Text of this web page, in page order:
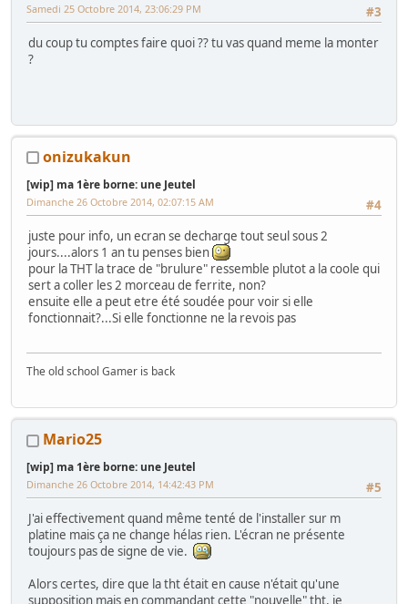
#3
Samedi 25 Octobre 2014, 23:06:29 PM
du coup tu comptes faire quoi ?? tu vas quand meme la monter
?
onizukakun
[wip] ma 1ère borne: une Jeutel
#4
Dimanche 26 Octobre 2014, 02:07:15 AM
juste pour info, un ecran se decharge tout seul sous 2
jours....alors 1 an tu penses bien
pour la THT la trace de "brulure" ressemble plutot a la coole qui
sert a coller les 2 morceau de ferrite, non?
ensuite elle a peut etre été soudée pour voir si elle
fonctionnait?...Si elle fonctionne ne la revois pas
The old school Gamer is back
Mario25
[wip] ma 1ère borne: une Jeutel
#5
Dimanche 26 Octobre 2014, 14:42:43 PM
J'ai effectivement quand même tenté de l'installer sur m
platine mais ça ne change hélas rien. L'écran ne présente
toujours pas de signe de vie.
Alors certes, dire que la tht était en cause n'était qu'une